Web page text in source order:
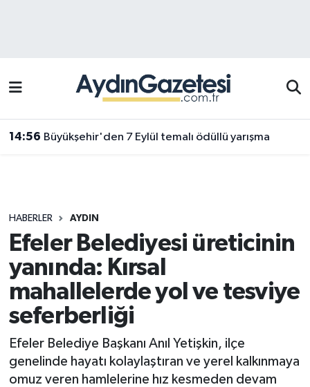
14:56 Büyükşehir'den 7 Eylül temalı ödüllü yarışma
HABERLER AYDIN
Efeler Belediyesi üreticinin
yanında: Kırsal
mahallelerde yol ve tesviye
seferberliği
Efeler Belediye Başkanı Anıl Yetişkin, ilçe
genelinde hayatı kolaylaştıran ve yerel kalkınmaya
omuz veren hamlelerine hız kesmeden devam
Efeler Trafik Yoğunluk Haritası
Süper Lig Puan Durumu ve Fikstür